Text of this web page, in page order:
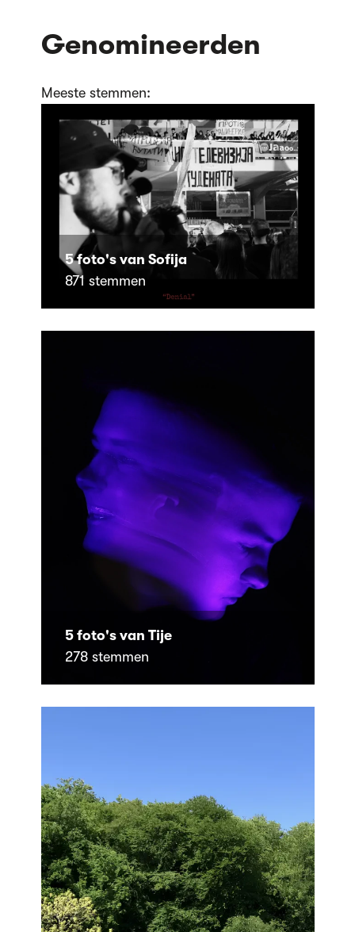
Genomineerden
Meeste stemmen:
5 foto's van Sofija
871 stemmen
5 foto's van Tije
278 stemmen